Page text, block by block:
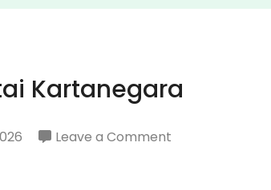
Kartanegara
Leave a Commenton